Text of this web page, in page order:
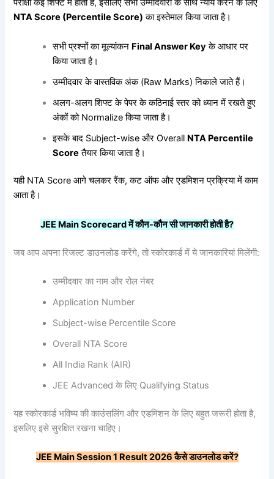
परीक्षा कई शिफ्ट में होती है, इसलिए सभी उम्मीदवारों के साथ न्याय करने के लिए
NTA Score (Percentile Score) का इस्तेमाल किया जाता है।
सभी प्रश्नों का मूल्यांकन Final Answer Keyके आधार पर
किया जाता है।
उम्मीदवार के वास्तविक अंक (Raw Marks) निकाले जाते हैं।
अलग-अलग शिफ्ट के पेपर के कठिनाई स्तर को ध्यान में रखते हुए
अंकों को Normalize किया जाता है।
इसके बाद Subject-wise और Overall NTA Percentile
Score तैयार किया जाता है।
यही NTA Score आगे चलकर रैंक, कट ऑफ और एडमिशन प्रक्रिया में काम
आता है।
JEE Main Scorecardमेंकौन-कौनसीजानकारीहोतीहै?
जब आप अपना रिजल्ट डाउनलोड करेंगे, तो स्कोरकार्ड में ये जानकारियां मिलेंगी:
उम्मीदवार का नाम और रोल नंबर
Application Number
Subject-wise Percentile Score
Overall NTA Score
All India Rank (AIR)
JEE Advanced के लिए Qualifying Status
यह स्कोरकार्ड भविष्य की काउंसलिंग और एडमिशन के लिए बहुत जरूरी होता है,
इसलिए इसे सुरक्षित रखना चाहिए।
JEE Main Session 1 Result 2026कैसेडाउनलोडकरें?